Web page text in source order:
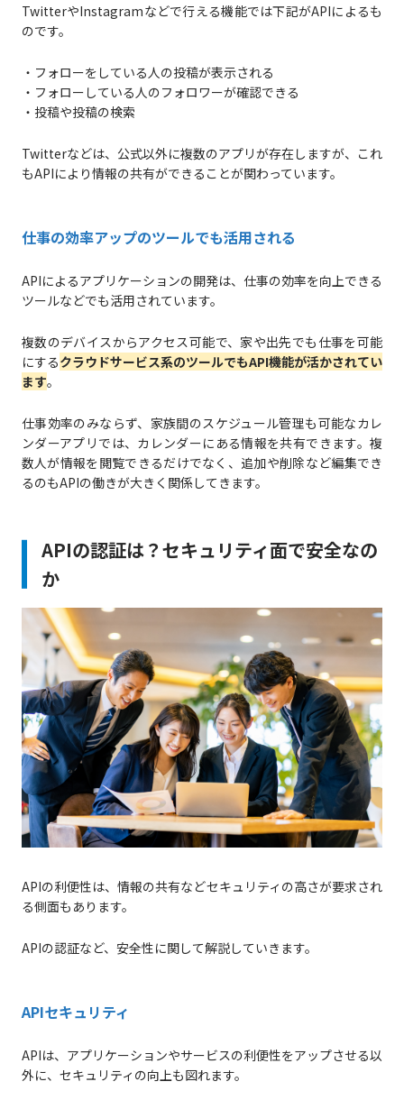
TwitterやInstagramなどで行える機能では下記がAPIによるも
のです。
・フォローをしている人の投稿が表示される
・フォローしている人のフォロワーが確認できる
・投稿や投稿の検索
Twitterなどは、公式以外に複数のアプリが存在しますが、これ
もAPIにより情報の共有ができることが関わっています。
仕事の効率アップのツールでも活用される
APIによるアプリケーションの開発は、仕事の効率を向上できる
ツールなどでも活用されています。
複数のデバイスからアクセス可能で、家や出先でも仕事を可能
にするクラウドサービス系のツールでもAPI機能が活かされてい
ます。
仕事効率のみならず、家族間のスケジュール管理も可能なカレ
ンダーアプリでは、カレンダーにある情報を共有できます。複
数人が情報を閲覧できるだけでなく、追加や削除など編集でき
るのもAPIの働きが大きく関係してきます。
APIの認証は？セキュリティ面で安全なの
か
APIの利便性は、情報の共有などセキュリティの高さが要求され
る側面もあります。
APIの認証など、安全性に関して解説していきます。
APIセキュリティ
APIは、アプリケーションやサービスの利便性をアップさせる以
外に、セキュリティの向上も図れます。